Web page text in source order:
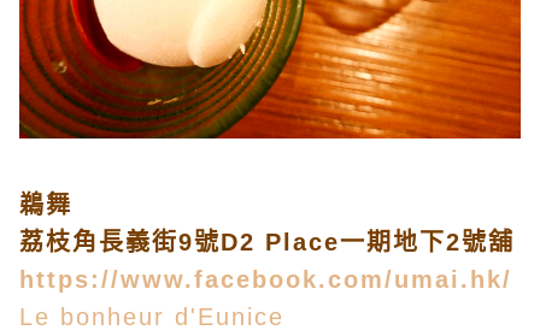
鵜舞
荔枝角長義街9號D2 Place一期地下2號舖
https://www.facebook.com/umai.hk/
Le bonheur d'Eunice